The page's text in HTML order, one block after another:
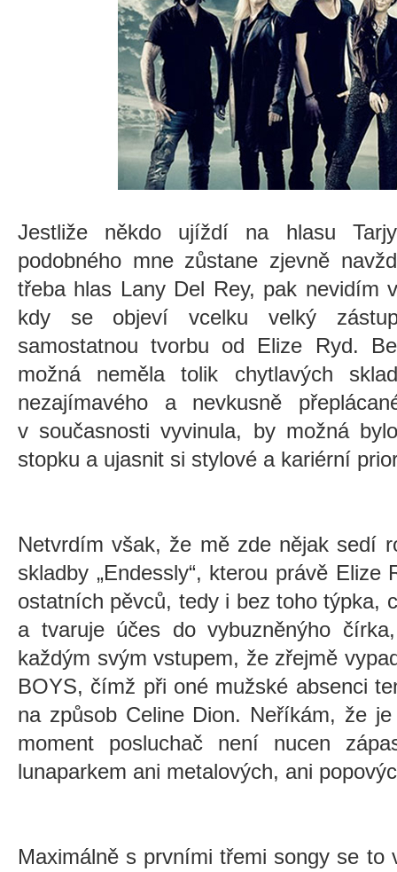
Jestliže někdo ujíždí na hlasu
podobného mne zůstane zjevně
třeba hlas Lany Del Rey, pak nevidím
kdy se objeví vcelku velký zástup
samostatnou tvorbu od Elize Ryd.
možná neměla tolik chytlavých
nezajímavého a nevkusně
v současnosti vyvinula, by možná
stopku a ujasnit si stylové a kariérní
Netvrdím však, že mě zde nějak sedí
skladby „Endessly“, kterou právě
ostatních pěvců, tedy i bez toho týpka,
a tvaruje účes do vybuzněnýho
každým svým vstupem, že zřejmě
BOYS, čímž při oné mužské absenci
na způsob Celine Dion. Neříkám, že
moment posluchač není nucen
lunaparkem ani metalových, ani
Maximálně s prvními třemi songy se to